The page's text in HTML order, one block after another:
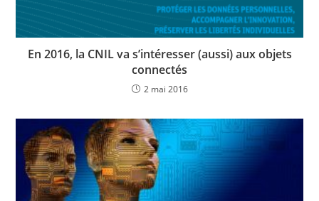
En 2016, la CNIL va s’intéresser (aussi) aux objets
connectés
2 mai 2016